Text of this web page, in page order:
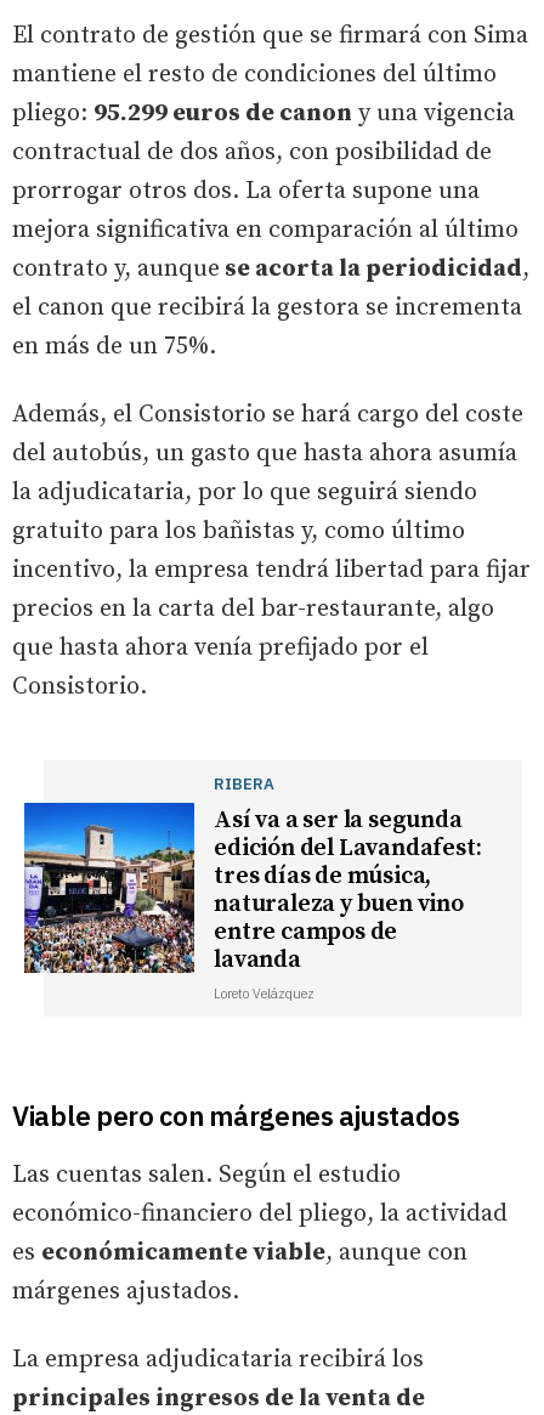
El contrato de gestión que se firmará con Sima
mantiene el resto de condiciones del último
pliego: 95.299 euros de canon y una vigencia
contractual de dos años, con posibilidad de
prorrogar otros dos. La oferta supone una
mejora significativa en comparación al último
contrato y, aunque se acorta la periodicidad,
el canon que recibirá la gestora se incrementa
en más de un 75%.
Además, el Consistorio se hará cargo del coste
del autobús, un gasto que hasta ahora asumía
la adjudicataria, por lo que seguirá siendo
gratuito para los bañistas y, como último
incentivo, la empresa tendrá libertad para fijar
precios en la carta del bar-restaurante, algo
que hasta ahora venía prefijado por el
Consistorio.
RIBERA
Así va a ser la segunda
edición del Lavandafest:
tres días de música,
naturaleza y buen vino
entre campos de
lavanda
Loreto Velázquez
Viable pero con márgenes ajustados
Las cuentas salen. Según el estudio
económico-financiero del pliego, la actividad
es económicamente viable, aunque con
márgenes ajustados.
La empresa adjudicataria recibirá los
principales ingresos de la venta de